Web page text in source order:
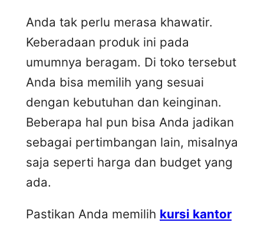
Anda tak perlu merasa khawatir.
Keberadaan produk ini pada
umumnya beragam. Di toko tersebut
Anda bisa memilih yang sesuai
dengan kebutuhan dan keinginan.
Beberapa hal pun bisa Anda jadikan
sebagai pertimbangan lain, misalnya
saja seperti harga dan budget yang
ada.
Pastikan Anda memilih kursi kantor